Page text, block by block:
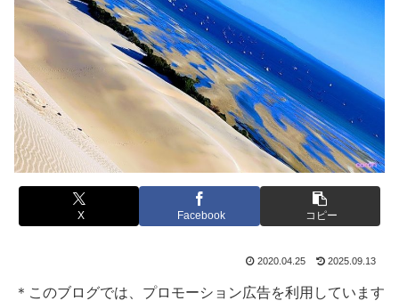
X Facebook コピー
2020.04.25 2025.09.13
＊このブログでは、プロモーション広告を利用しています